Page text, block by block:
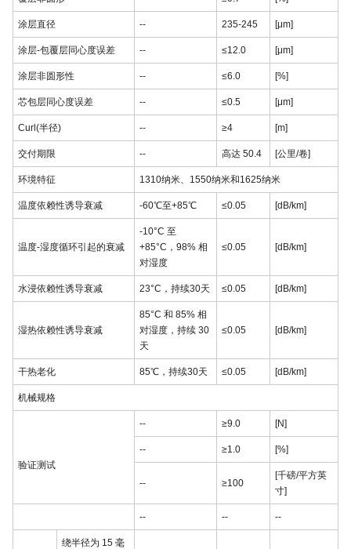
涂层直径 -- 235-245 [μm]
涂层-包覆层同心度误差 -- ≤12.0 [μm]
涂层非圆形性 -- ≤6.0 [%]
芯包层同心度误差 -- ≤0.5 [μm]
Curl(半径) -- ≥4 [m]
交付期限 -- 高达 50.4 [公里/卷]
环境特征 1310纳米、1550纳米和1625纳米
温度依赖性诱导衰减 -60℃至+85℃ ≤0.05 [dB/km]
温度-湿度循环引起的衰减
-10°C 至
+85°C，98% 相
对湿度
≤0.05 [dB/km]
水浸依赖性诱导衰减 23°C，持续30天 ≤0.05 [dB/km]
湿热依赖性诱导衰减
85°C 和 85% 相
对湿度，持续 30
天
≤0.05 [dB/km]
干热老化 85℃，持续30天 ≤0.05 [dB/km]
机械规格
验证测试
-- ≥9.0 [N]
-- ≥1.0 [%]
-- ≥100
[千磅/平方英
寸]
-- -- --
绕半径为 15 毫